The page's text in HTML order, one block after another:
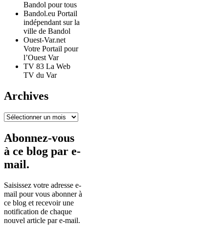
Bandol pour tous
Bandol.eu Portail
indépendant sur la
ville de Bandol
Ouest-Var.net
Votre Portail pour
l’Ouest Var
TV 83 La Web
TV du Var
Archives
Archives
Abonnez-vous
à ce blog par e-
mail.
Saisissez votre adresse e-
mail pour vous abonner à
ce blog et recevoir une
notification de chaque
nouvel article par e-mail.